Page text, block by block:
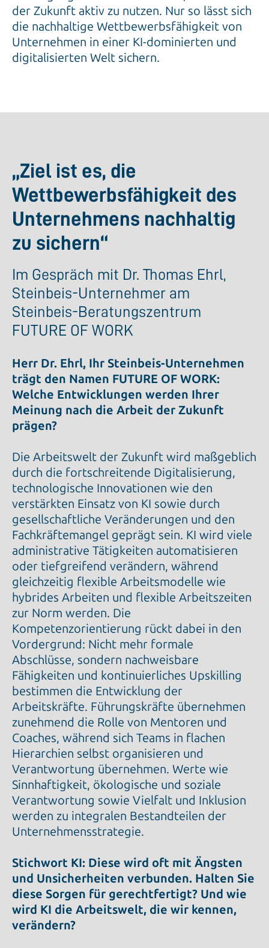
der Zukunft aktiv zu nutzen. Nur so lässt sich
die nachhaltige Wettbewerbsfähigkeit von
Unternehmen in einer KI-dominierten und
digitalisierten Welt sichern.
„Ziel ist es, die
Wettbewerbsfähigkeit des
Unternehmens nachhaltig
zu sichern“
Im Gespräch mit Dr. Thomas Ehrl,
Steinbeis-Unternehmer am
Steinbeis-Beratungszentrum
FUTURE OF WORK
Herr Dr. Ehrl, Ihr Steinbeis-Unternehmen
trägt den Namen FUTURE OF WORK:
Welche Entwicklungen werden Ihrer
Meinung nach die Arbeit der Zukunft
prägen?
Die Arbeitswelt der Zukunft wird maßgeblich
durch die fortschreitende Digitalisierung,
technologische Innovationen wie den
verstärkten Einsatz von KI sowie durch
gesellschaftliche Veränderungen und den
Fachkräftemangel geprägt sein. KI wird viele
administrative Tätigkeiten automatisieren
oder tiefgreifend verändern, während
gleichzeitig flexible Arbeitsmodelle wie
hybrides Arbeiten und flexible Arbeitszeiten
zur Norm werden. Die
Kompetenzorientierung rückt dabei in den
Vordergrund: Nicht mehr formale
Abschlüsse, sondern nachweisbare
Fähigkeiten und kontinuierliches Upskilling
bestimmen die Entwicklung der
Arbeitskräfte. Führungskräfte übernehmen
zunehmend die Rolle von Mentoren und
Coaches, während sich Teams in flachen
Hierarchien selbst organisieren und
Verantwortung übernehmen. Werte wie
Sinnhaftigkeit, ökologische und soziale
Verantwortung sowie Vielfalt und Inklusion
werden zu integralen Bestandteilen der
Unternehmensstrategie.
Stichwort KI: Diese wird oft mit Ängsten
und Unsicherheiten verbunden. Halten Sie
diese Sorgen für gerechtfertigt? Und wie
wird KI die Arbeitswelt, die wir kennen,
verändern?